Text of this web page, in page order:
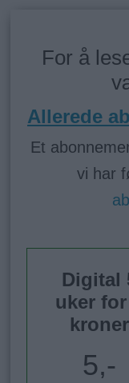
For å
Allerede
Et
vi har
Digital
uker
kroner
5,-